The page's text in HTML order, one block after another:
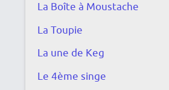
La Boîte à Moustache
La Toupie
La une de Keg
Le 4ème singe